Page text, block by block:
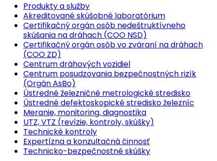
Produkty a služby
Akreditované skúšobné laboratórium
Certifikačný orgán osôb nedeštruktívneho
skúšania na dráhach (COO NSD)
Certifikačný orgán osôb vo zváraní na dráhach
(COO ZD)
Centrum dráhových vozidiel
Centrum posudzovania bezpečnostných rizík
(Orgán AsBo)
Ústredné železničné metrologické stredisko
Ústredné defektoskopické stredisko železníc
Meranie, monitoring, diagnostika
UTZ, VTZ (revízie, kontroly, skúšky)
Technické kontroly
Expertízna a konzultačná činnosť
Technicko-bezpečnostné skúšky